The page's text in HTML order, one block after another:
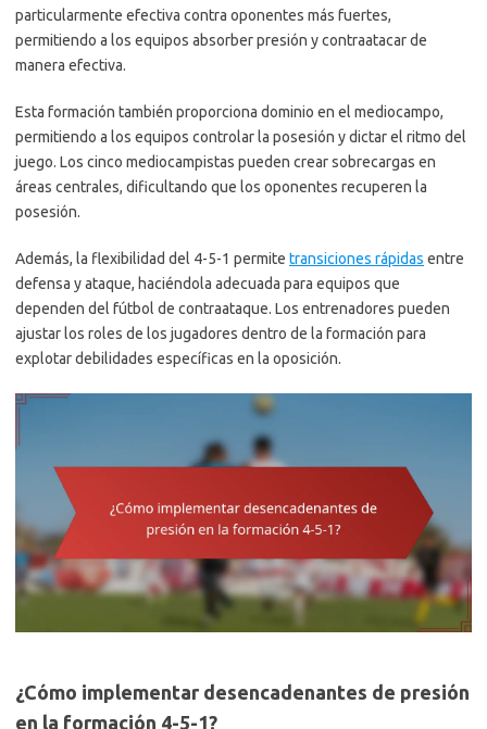
particularmente efectiva contra oponentes más fuertes,
permitiendo a los equipos absorber presión y contraatacar de
manera efectiva.
Esta formación también proporciona dominio en el mediocampo,
permitiendo a los equipos controlar la posesión y dictar el ritmo del
juego. Los cinco mediocampistas pueden crear sobrecargas en
áreas centrales, dificultando que los oponentes recuperen la
posesión.
Además, la flexibilidad del 4-5-1 permite transiciones rápidas entre
defensa y ataque, haciéndola adecuada para equipos que
dependen del fútbol de contraataque. Los entrenadores pueden
ajustar los roles de los jugadores dentro de la formación para
explotar debilidades específicas en la oposición.
¿Cómo implementar desencadenantes de presión
en la formación 4-5-1?